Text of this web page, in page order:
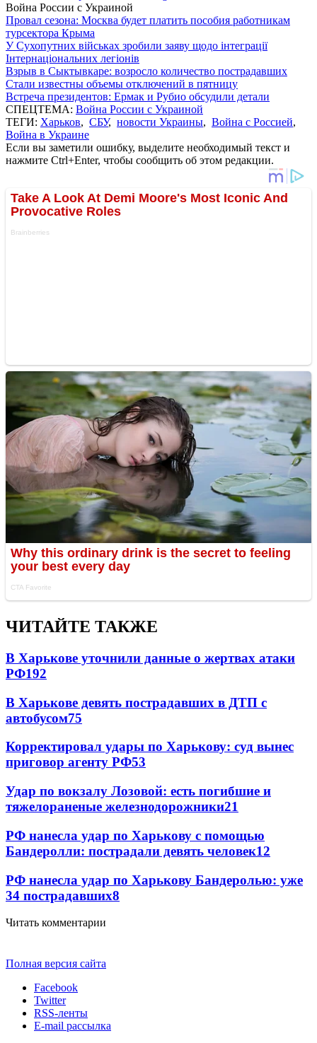
Война России с Украиной
Провал сезона: Москва будет платить пособия работникам
турсектора Крыма
У Сухопутних військах зробили заяву щодо інтеграції
Інтернаціональних легіонів
Взрыв в Сыктывкаре: возросло количество пострадавших
Стали известны объемы отключений в пятницу
Встреча президентов: Ермак и Рубио обсудили детали
СПЕЦТЕМА: Война России с Украиной
ТЕГИ: Харьков, СБУ, новости Украины, Война с Россией,
Война в Украине
Если вы заметили ошибку, выделите необходимый текст и
нажмите Ctrl+Enter, чтобы сообщить об этом редакции.
ЧИТАЙТЕ ТАКЖЕ
В Харькове уточнили данные о жертвах атаки
РФ192
В Харькове девять пострадавших в ДТП с
автобусом75
Корректировал удары по Харькову: суд вынес
приговор агенту РФ53
Удар по вокзалу Лозовой: есть погибшие и
тяжелораненые железнодорожники21
РФ нанесла удар по Харькову с помощью
Бандеролли: пострадали девять человек12
РФ нанесла удар по Харькову Бандеролью: уже
34 пострадавших8
Читать комментарии
Полная версия сайта
Facebook
Twitter
RSS-ленты
E-mail рассылка